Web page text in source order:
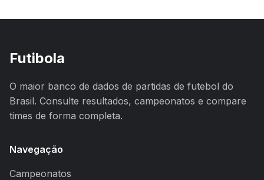
Futibola
O maior banco de dados de partidas de futebol do
Brasil. Consulte resultados, campeonatos e compare
times de forma completa.
Navegação
Campeonatos